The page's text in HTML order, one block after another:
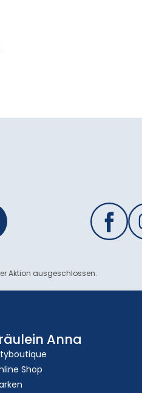
Aktion ausgeschlossen.
Anna
Shop